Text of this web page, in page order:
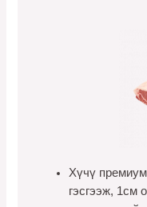
Хүчү
гэсгээж, 1см